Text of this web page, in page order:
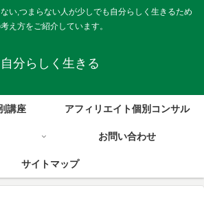
い,つまらない人が少しでも自分らしく生きるため
え方をご紹介しています。
自分らしく生きる
講座 アフィリエイト個別コンサル
お問い合わせ
サイトマップ